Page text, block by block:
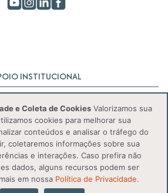
INSTITUCIONAL
reservados.
e Coleta de Cookies Valorizamos sua
cookies para melhorar sua
conteúdos e analisar o tráfego do
coletaremos informações sobre sua
e interações. Caso prefira não
dados, alguns recursos podem ser
em nossa Política de Privacidade.